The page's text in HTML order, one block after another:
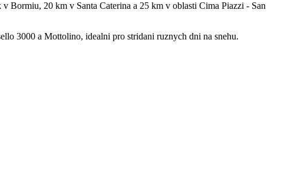
Bormiu, 20 km v Santa Caterina a 25 km v oblasti Cima Piazzi - San
3000 a Mottolino, idealni pro stridani ruznych dni na snehu.